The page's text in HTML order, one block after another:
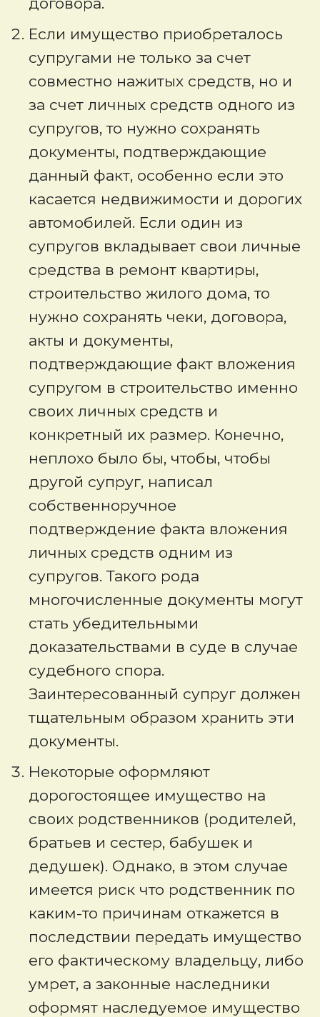
Если имущество приобреталось
супругами не только за счет
совместно нажитых средств, но и
за счет личных средств одного из
супругов, то нужно сохранять
документы, подтверждающие
данный факт, особенно если это
касается недвижимости и дорогих
автомобилей. Если один из
супругов вкладывает свои личные
средства в ремонт квартиры,
строительство жилого дома, то
нужно сохранять чеки, договора,
акты и документы,
подтверждающие факт вложения
супругом в строительство именно
своих личных средств и
конкретный их размер. Конечно,
неплохо было бы, чтобы, чтобы
другой супруг, написал
собственноручное
подтверждение факта вложения
личных средств одним из
супругов. Такого рода
многочисленные документы могут
стать убедительными
доказательствами в суде в случае
судебного спора.
Заинтересованный супруг должен
тщательным образом хранить эти
документы.
Некоторые оформляют
дорогостоящее имущество на
своих родственников (родителей,
братьев и сестер, бабушек и
дедушек). Однако, в этом случае
имеется риск что родственник по
каким-то причинам откажется в
последствии передать имущество
его фактическому владельцу, либо
умрет, а законные наследники
оформят наследуемое имущество